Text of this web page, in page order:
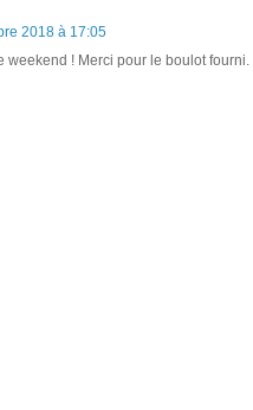
2018 à 17:05
weekend ! Merci pour le boulot fourni.